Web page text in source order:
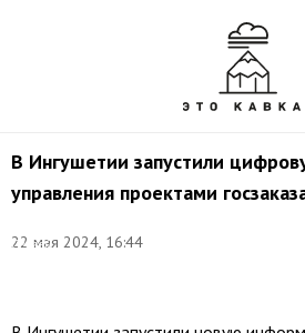
В Ингушетии запустили
управления проектами
22 мая 2024, 16:44
Сергей